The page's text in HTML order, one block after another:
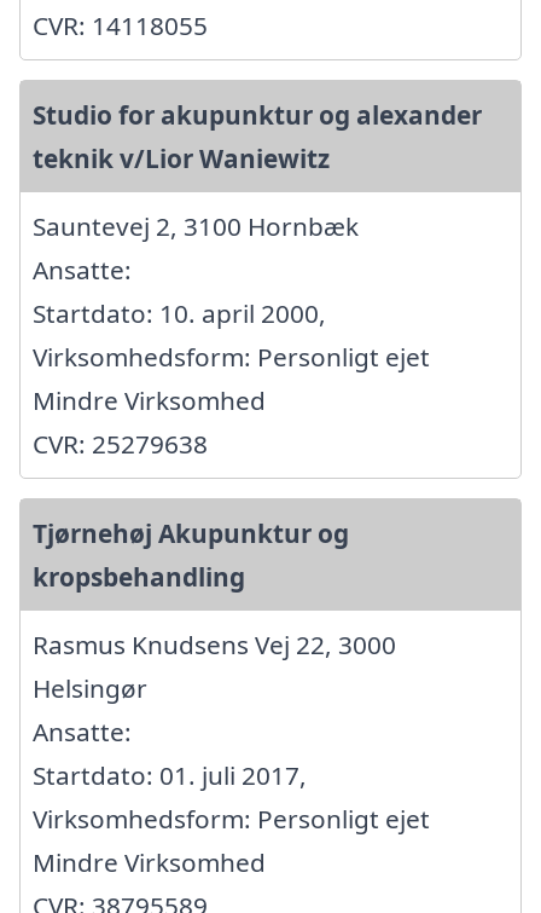
CVR: 14118055
Studio for akupunktur og alexander
teknik v/Lior Waniewitz
Sauntevej 2, 3100 Hornbæk
Ansatte:
Startdato: 10. april 2000,
Virksomhedsform: Personligt ejet
Mindre Virksomhed
CVR: 25279638
Tjørnehøj Akupunktur og
kropsbehandling
Rasmus Knudsens Vej 22, 3000
Helsingør
Ansatte:
Startdato: 01. juli 2017,
Virksomhedsform: Personligt ejet
Mindre Virksomhed
CVR: 38795589